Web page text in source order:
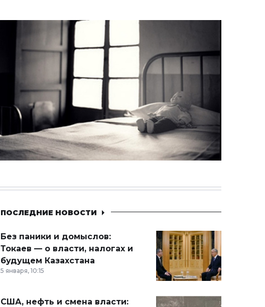
ПОСЛЕДНИЕ НОВОСТИ
Без паники и домыслов:
Токаев — о власти, налогах и
будущем Казахстана
5 января, 10:15
США, нефть и смена власти: